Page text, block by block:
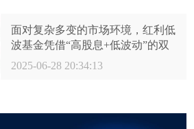
定性的市场环境中，对确定性的成
本实施精细化管理，是通往理性投
资和财富稳健增值的坚实阶梯。开
面对复杂多变的市场环境，红利低
波基金凭借“高股息+低波动”的双
核动力，为投资者提供了稀缺的防
2025-06-28 20:34:13